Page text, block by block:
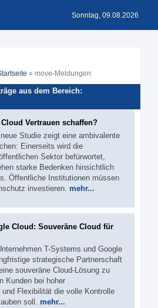
Sonntag, 09.08.2026
» move-Meldungen
aus dem Bereich:
Vertrauen schaffen?
Studie zeigt eine ambivalente
Einerseits wird die
Sektor befürwortet,
starke Bedenken hinsichtlich
Öffentliche Institutionen müssen
investieren. mehr...
Cloud: Souveräne Cloud für
T-Systems und Google
strategische Partnerschaft
souveräne Cloud-Lösung zu
Kunden bei hoher
und Flexibilität die volle Kontrolle
soll. mehr...